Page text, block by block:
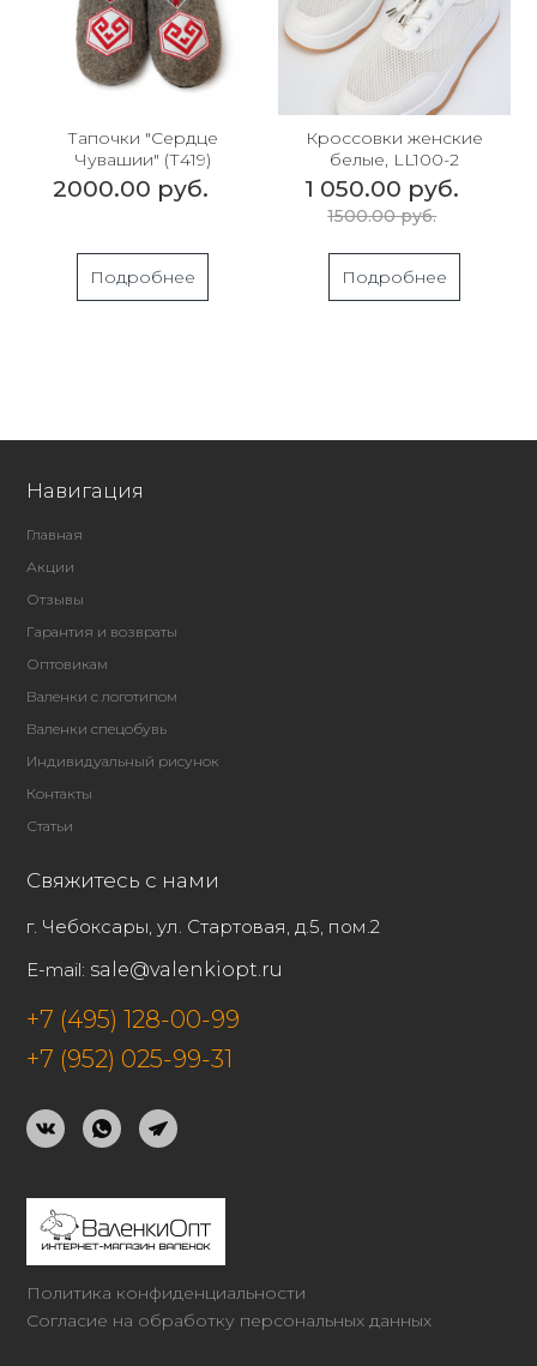
Тапочки "Сердце
Чувашии" (Т419)
2000.00 руб.
Подробнее
Кроссовки женские
белые, LL100-2
1 050.00 руб.
1500.00 руб.
Подробнее
Политика конфиденциальности
Согласие на обработку персональных данных
Навигация
Главная
Акции
Отзывы
Гарантия и возвраты
Оптовикам
Валенки с логотипом
Валенки спецобувь
Индивидуальный рисунок
Контакты
Статьи
Свяжитесь с нами
г. Чебоксары, ул. Стартовая, д.5, пом.2
E-mail: sale@valenkiopt.ru
+7 (495) 128-00-99
+7 (952) 025-99-31